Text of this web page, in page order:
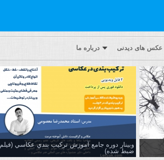
عکس های دیدنی درباره ما
وبینار دوره جامع آموزش تركيب بندي عكاسي (فیلم
ضبط شده)